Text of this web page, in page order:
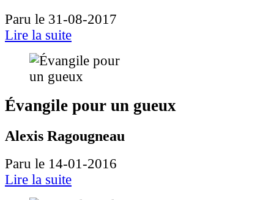
Paru le 31-08-2017
Lire la suite
Évangile pour un gueux
Alexis Ragougneau
Paru le 14-01-2016
Lire la suite